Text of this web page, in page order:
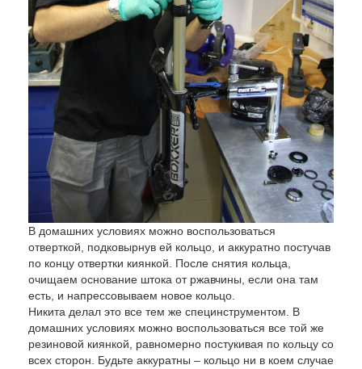
В домашних условиях можно воспользоваться
отверткой, подковырнув ей кольцо, и аккуратно постучав
по концу отвертки киянкой. После снятия кольца,
очищаем основание штока от ржавчины, если она там
есть, и напрессовываем новое кольцо.
Никита делал это все тем же специнструментом. В
домашних условиях можно воспользоваться все той же
резиновой киянкой, равномерно постукивая по кольцу со
всех сторон. Будьте аккуратны – кольцо ни в коем случае